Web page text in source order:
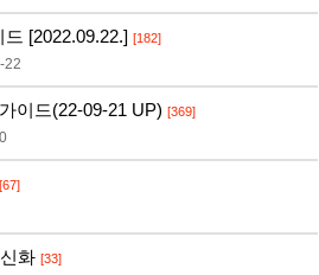
[2022.09.22.] [182]
22
이드(22-09-21 UP) [369]
[67]
화 [33]